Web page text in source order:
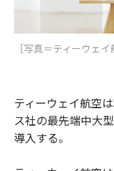
［写真＝ティーウェイ
ティーウェイ航空
ス社の最先端中大
導入する。